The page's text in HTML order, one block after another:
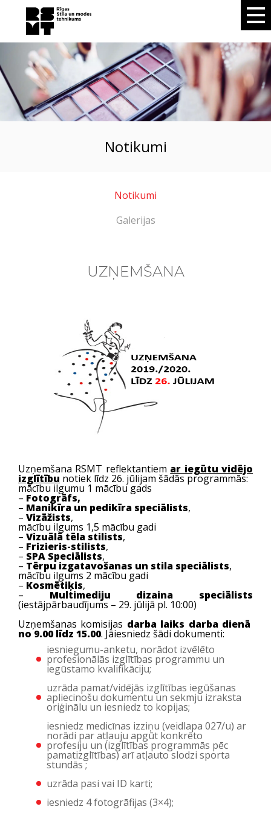
notikumi
Notikumi
Galerijas
UZŅEMŠANA
Uzņemšana RSMT reflektantiem ar iegūtu vidējo
izglītību notiek līdz 26. jūlijam šādās programmās:
mācību ilgumu 1 mācību gads
– Fotogrāfs,
– Manikīra un pedikīra speciālists,
– Vizāžists,
mācību ilgums 1,5 mācību gadi
– Vizuālā tēla stilists,
– Frizieris-stilists,
– SPA Speciālists,
– Tērpu izgatavošanas un stila speciālists,
mācību ilgums 2 mācību gadi
– Kosmētiķis,
– Multimediju dizaina speciālists
(iestājpārbaudījums – 29. jūlijā pl. 10:00)
Uzņemšanas komisijas darba laiks darba dienā
no 9.00 līdz 15.00. Jāiesniedz šādi dokumenti:
iesniegumu-anketu, norādot izvēlēto
profesionālās izglītības programmu un
iegūstamo kvalifikāciju;
uzrāda pamat/vidējās izglītības iegūšanas
apliecinošu dokumentu un sekmju izraksta
oriģinālu un iesniedz to kopijas;
iesniedz medicīnas izziņu (veidlapa 027/u) ar
norādi par atļauju apgūt konkrēto
profesiju un (izglītības programmās pēc
pamatizglītības) arī atļauto slodzi sporta
stundās ;
uzrāda pasi vai ID karti;
iesniedz 4 fotogrāfijas (3×4);